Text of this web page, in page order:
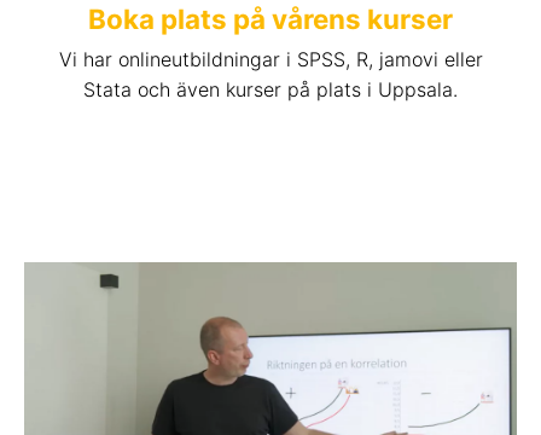
Boka plats på vårens kurser
Vi har onlineutbildningar i SPSS, R, jamovi eller
Stata och även kurser på plats i Uppsala.